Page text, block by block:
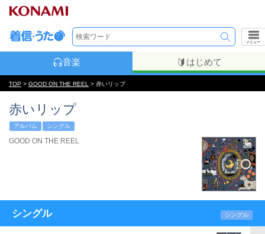
メニュー
音楽 はじめて
TOP > GOOD ON THE REEL > 赤いリップ
赤いリップ
アルバム シングル
GOOD ON THE REEL
シングル シングル